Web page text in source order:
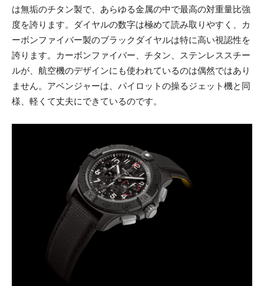
は無垢のチタン製で、あらゆる金属の中で最高の対重量比強
度を誇ります。ダイヤルの数字は極めて読み取りやすく、カ
ーボンファイバー製のブラックダイヤルは特に高い視認性を
誇ります。カーボンファイバー、チタン、ステンレススチー
ルが、航空機のデザインにも使われているのは偶然ではあり
ません。アベンジャーは、パイロットの操るジェット機と同
様、軽くて丈夫にできているのです。